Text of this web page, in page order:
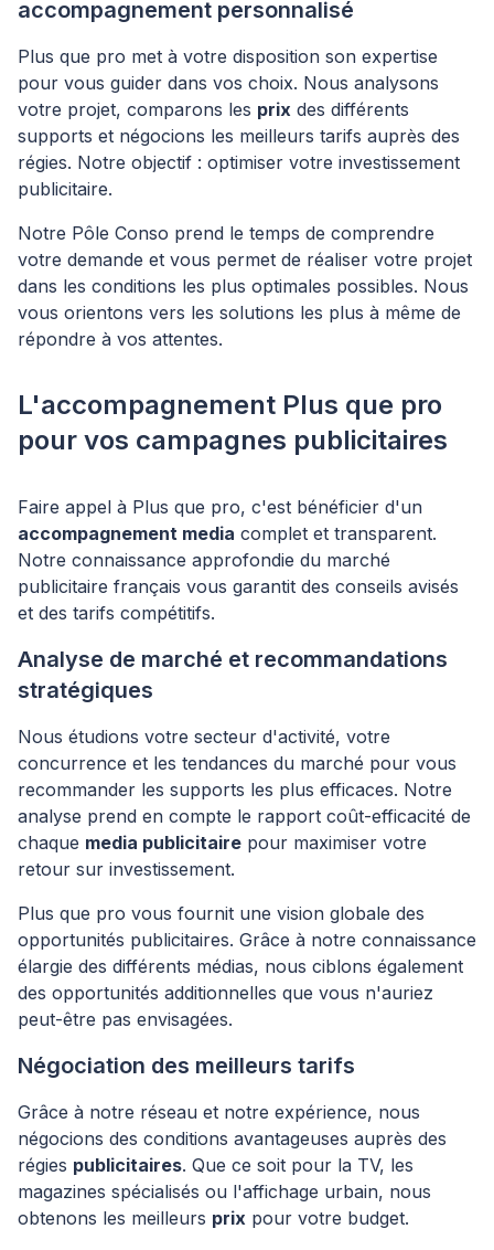
accompagnement personnalisé
Plus que pro met à votre disposition son expertise
pour vous guider dans vos choix. Nous analysons
votre projet, comparons les prix des différents
supports et négocions les meilleurs tarifs auprès des
régies. Notre objectif : optimiser votre investissement
publicitaire.
Notre Pôle Conso prend le temps de comprendre
votre demande et vous permet de réaliser votre projet
dans les conditions les plus optimales possibles. Nous
vous orientons vers les solutions les plus à même de
répondre à vos attentes.
L'accompagnement Plus que pro
pour vos campagnes publicitaires
Faire appel à Plus que pro, c'est bénéficier d'un
accompagnement media complet et transparent.
Notre connaissance approfondie du marché
publicitaire français vous garantit des conseils avisés
et des tarifs compétitifs.
Analyse de marché et recommandations
stratégiques
Nous étudions votre secteur d'activité, votre
concurrence et les tendances du marché pour vous
recommander les supports les plus efficaces. Notre
analyse prend en compte le rapport coût-efficacité de
chaque media publicitaire pour maximiser votre
retour sur investissement.
Plus que pro vous fournit une vision globale des
opportunités publicitaires. Grâce à notre connaissance
élargie des différents médias, nous ciblons également
des opportunités additionnelles que vous n'auriez
peut-être pas envisagées.
Négociation des meilleurs tarifs
Grâce à notre réseau et notre expérience, nous
négocions des conditions avantageuses auprès des
régies publicitaires. Que ce soit pour la TV, les
magazines spécialisés ou l'affichage urbain, nous
obtenons les meilleurs prix pour votre budget.